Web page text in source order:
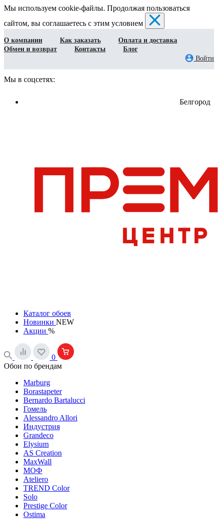
Мы используем cookie-файлы. Продолжая пользоваться
сайтом, вы соглашаетесь с этим условием
О компании Как заказать
Оплата и доставка
Обмен и возврат
Контакты
Блог
Войти
Мы в соцсетях:
Белгород
Каталог обоев
Новинки NEW
Акции %
0
Обои по брендам
Marburg
Borastapeter
Bernardo Bartalucci
Гомель
Alessandro Allori
Индустрия
Grandeco
Elysium
AS Creation
MaxWall
МОФ
Ateliero
TREND Color
Solo
Prestige Color
Ostima